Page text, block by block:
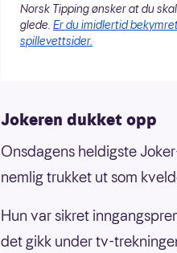
Norsk Tipping ønsker at du
glede. Er du imidlertid
spillevettsider.
Jokeren dukket opp
Onsdagens heldigste
nemlig trukket ut som
Hun var sikret
det gikk under tv-